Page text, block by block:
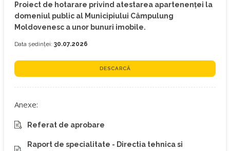
Proiect de hotarare privind atestarea apartenenței la
domeniul public al Municipiului Câmpulung
Moldovenesc a unor bunuri imobile.
Data ședinței: 30.07.2026
DESCARCĂ
Anexe:
Referat de aprobare
Raport de specialitate - Directia tehnica si